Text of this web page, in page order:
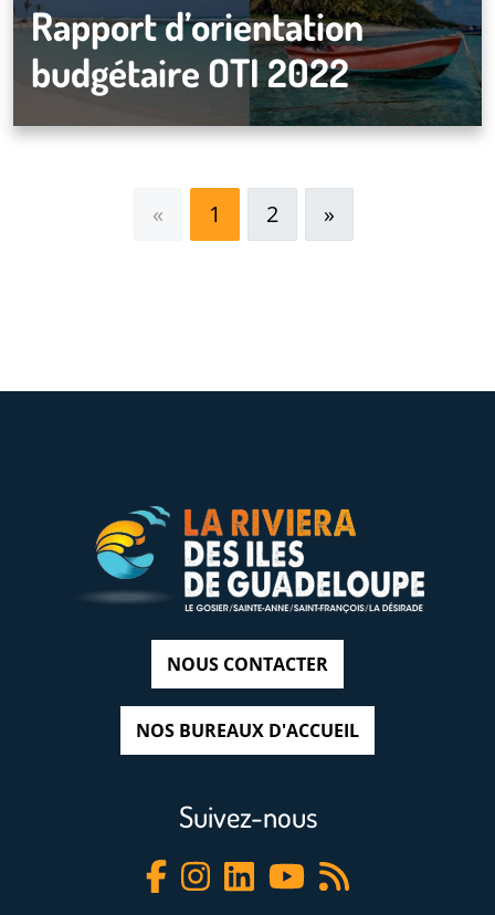
Rapport d’orientation
budgétaire OTI 2022
«page précédente
1 2 »page suivante
NOUS CONTACTER
NOS BUREAUX D'ACCUEIL
Suivez-nous